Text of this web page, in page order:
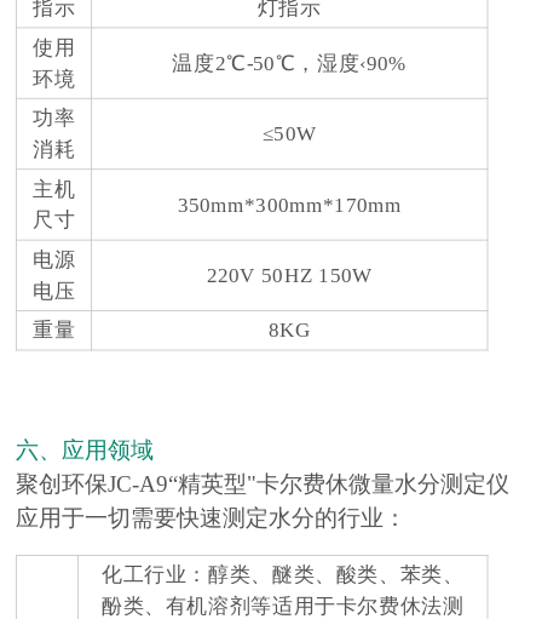
指示
灯指示
使用
环境
温度2℃-50℃，湿度‹90%
功率
消耗
≤50W
主机
尺寸
350mm*300mm*170mm
电源
电压
220V 50HZ 150W
重量 8KG
六、应用领域
聚创环保JC-A9“精英型"卡尔费休微量水分测定仪
应用于一切需要快速测定水分的行业：
化工行业：醇类、醚类、酸类、苯类、
酚类、有机溶剂等适用于卡尔费休法测